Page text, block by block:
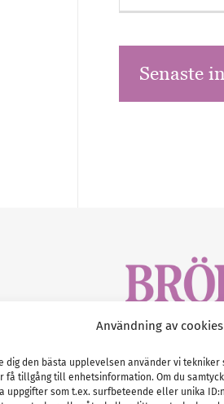
Användning av cookies
dig den bästa upplevelsen använder vi
få tillgång till enhetsinformation. Om du
uppgifter som t.ex. surfbeteende eller unika
Senaste
Tel :0522-68 11 90
E-post: